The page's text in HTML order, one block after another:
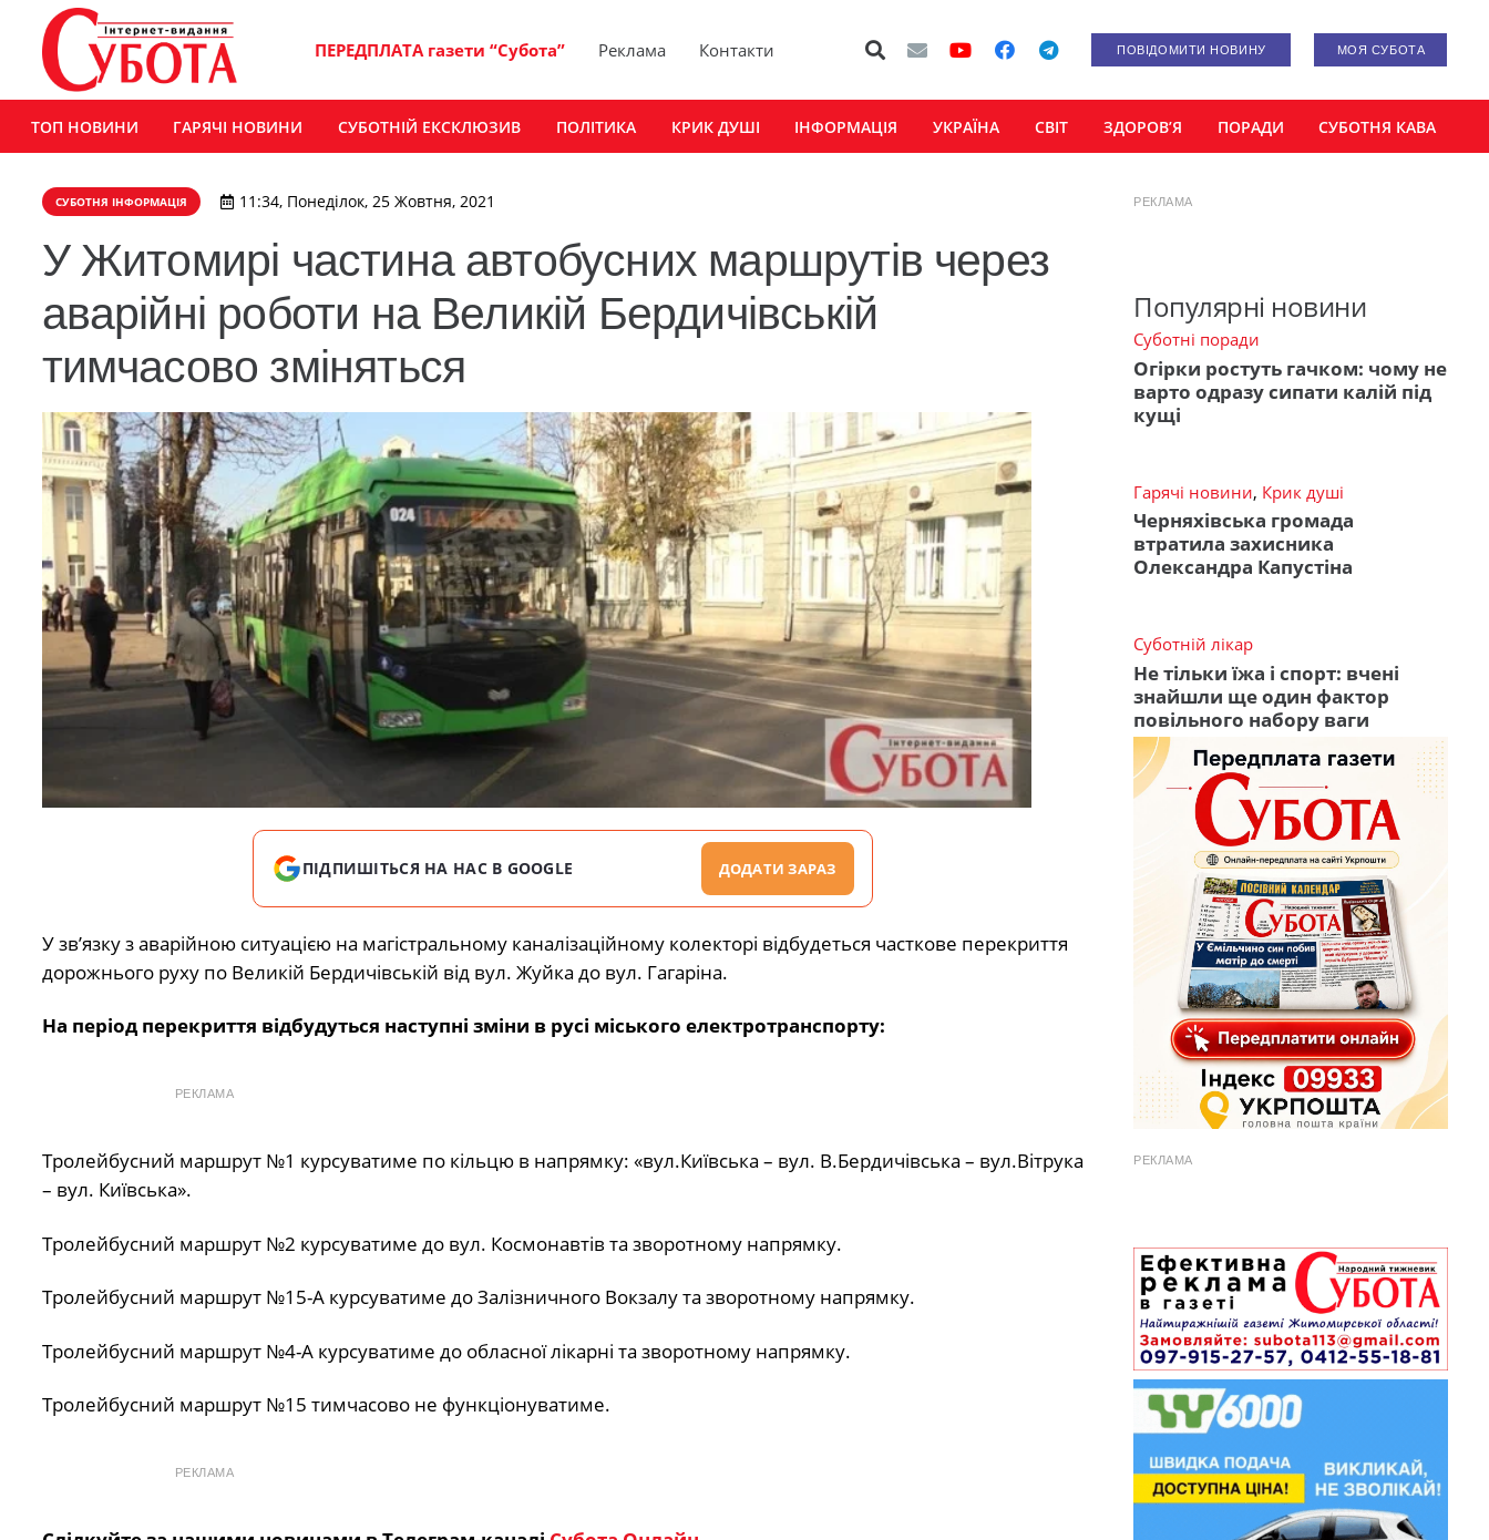
ПЕРЕДПЛАТА газети “Субота” Реклама Контакти ПОВІДОМИТИ НОВИНУ МОЯ СУБОТА
ТОП НОВИНИ ГАРЯЧІ НОВИНИ СУБОТНІЙ ЕКСКЛЮЗИВ ПОЛІТИКА КРИК ДУШІ ІНФОРМАЦІЯ УКРАЇНА СВІТ ЗДОРОВ’Я ПОРАДИ СУБОТНЯ КАВА
СУБОТНЯ ІНФОРМАЦІЯ 11:34, Понеділок, 25 Жовтня, 2021
У Житомирі частина автобусних маршрутів через
аварійні роботи на Великій Бердичівській
тимчасово зміняться
ПІДПИШІТЬСЯ НА НАС В GOOGLE ДОДАТИ ЗАРАЗ
У зв’язку з аварійною ситуацією на магістральному каналізаційному колекторі відбудеться часткове перекриття
дорожнього руху по Великій Бердичівській від вул. Жуйка до вул. Гагаріна.
На період перекриття відбудуться наступні зміни в русі міського електротранспорту:
РЕКЛАМА
Тролейбусний маршрут №1 курсуватиме по кільцю в напрямку: «вул.Київська – вул. В.Бердичівська – вул.Вітрука
– вул. Київська».
Тролейбусний маршрут №2 курсуватиме до вул. Космонавтів та зворотному напрямку.
Тролейбусний маршрут №15-А курсуватиме до Залізничного Вокзалу та зворотному напрямку.
Тролейбусний маршрут №4-А курсуватиме до обласної лікарні та зворотному напрямку.
Тролейбусний маршрут №15 тимчасово не функціонуватиме.
РЕКЛАМА
РЕКЛАМА
Популярні новини
Суботні поради
Огірки ростуть гачком: чому не
варто одразу сипати калій під
кущі
Гарячі новини, Крик душі
Черняхівська громада
втратила захисника
Олександра Капустіна
Суботній лікар
Не тільки їжа і спорт: вчені
знайшли ще один фактор
повільного набору ваги
РЕКЛАМА